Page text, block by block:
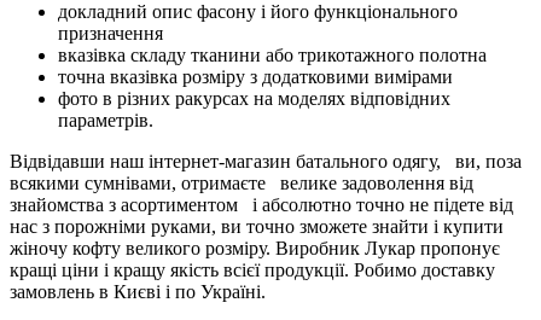
докладний опис фасону і його функціонального
призначення
вказівка складу тканини або трикотажного полотна
точна вказівка розміру з додатковими вимірами
фото в різних ракурсах на моделях відповідних
параметрів.
Відвідавши наш інтернет-магазин батального одягу, ви, поза
всякими сумнівами, отримаєте велике задоволення від
знайомства з асортиментом і абсолютно точно не підете від
нас з порожніми руками, ви точно зможете знайти і купити
жіночу кофту великого розміру. Виробник Лукар пропонує
кращі ціни і кращу якість всієї продукції. Робимо доставку
замовлень в Києві і по Україні.